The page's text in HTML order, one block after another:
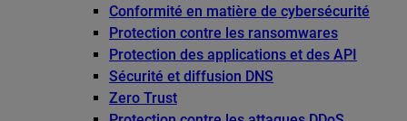
Conformité en matière de cybersécurité
Protection contre les ransomwares
Protection des applications et des API
Sécurité et diffusion DNS
Zero Trust